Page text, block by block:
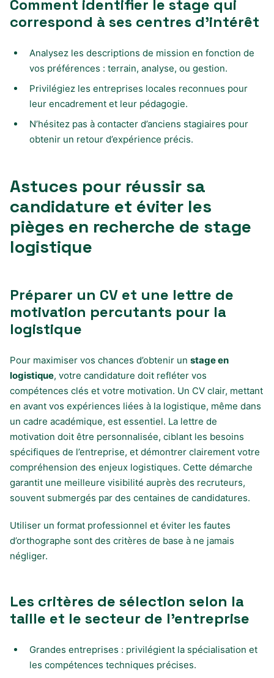
Comment identifier le stage qui
correspond à ses centres d’intérêt
Analysez les descriptions de mission en fonction de
vos préférences : terrain, analyse, ou gestion.
Privilégiez les entreprises locales reconnues pour
leur encadrement et leur pédagogie.
N’hésitez pas à contacter d’anciens stagiaires pour
obtenir un retour d’expérience précis.
Astuces pour réussir sa
candidature et éviter les
pièges en recherche de stage
logistique
Préparer un CV et une lettre de
motivation percutants pour la
logistique
Pour maximiser vos chances d’obtenir un stage en
logistique, votre candidature doit refléter vos
compétences clés et votre motivation. Un CV clair, mettant
en avant vos expériences liées à la logistique, même dans
un cadre académique, est essentiel. La lettre de
motivation doit être personnalisée, ciblant les besoins
spécifiques de l’entreprise, et démontrer clairement votre
compréhension des enjeux logistiques. Cette démarche
garantit une meilleure visibilité auprès des recruteurs,
souvent submergés par des centaines de candidatures.
Utiliser un format professionnel et éviter les fautes
d’orthographe sont des critères de base à ne jamais
négliger.
Les critères de sélection selon la
taille et le secteur de l’entreprise
Grandes entreprises : privilégient la spécialisation et
les compétences techniques précises.